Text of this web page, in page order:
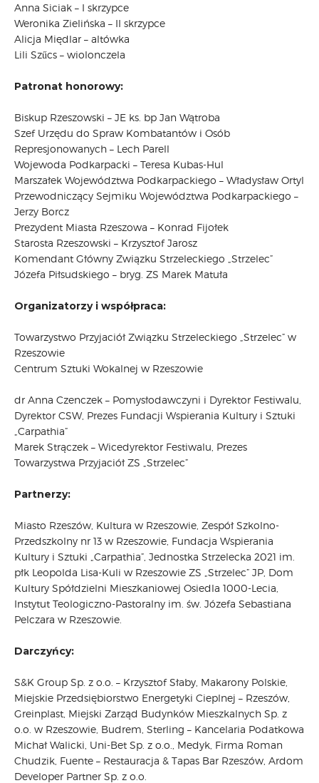
Anna Siciak – I skrzypce
Weronika Zielińska – II skrzypce
Alicja Międlar – altówka
Lili Szűcs – wiolonczela
Patronat honorowy:
Biskup Rzeszowski – JE ks. bp Jan Wątroba
Szef Urzędu do Spraw Kombatantów i Osób
Represjonowanych – Lech Parell
Wojewoda Podkarpacki – Teresa Kubas-Hul
Marszałek Województwa Podkarpackiego – Władysław Ortyl
Przewodniczący Sejmiku Województwa Podkarpackiego –
Jerzy Borcz
Prezydent Miasta Rzeszowa – Konrad Fijołek
Starosta Rzeszowski – Krzysztof Jarosz
Komendant Główny Związku Strzeleckiego „Strzelec”
Józefa Piłsudskiego – bryg. ZS Marek Matuła
Organizatorzy i współpraca:
Towarzystwo Przyjaciół Związku Strzeleckiego „Strzelec” w
Rzeszowie
Centrum Sztuki Wokalnej w Rzeszowie
dr Anna Czenczek – Pomysłodawczyni i Dyrektor Festiwalu,
Dyrektor CSW, Prezes Fundacji Wspierania Kultury i Sztuki
„Carpathia”
Marek Strączek – Wicedyrektor Festiwalu, Prezes
Towarzystwa Przyjaciół ZS „Strzelec”
Partnerzy:
Miasto Rzeszów, Kultura w Rzeszowie, Zespół Szkolno-
Przedszkolny nr 13 w Rzeszowie, Fundacja Wspierania
Kultury i Sztuki „Carpathia”, Jednostka Strzelecka 2021 im.
płk Leopolda Lisa-Kuli w Rzeszowie ZS „Strzelec” JP, Dom
Kultury Spółdzielni Mieszkaniowej Osiedla 1000-Lecia,
Instytut Teologiczno-Pastoralny im. św. Józefa Sebastiana
Pelczara w Rzeszowie.
Darczyńcy:
S&K Group Sp. z o.o. – Krzysztof Słaby, Makarony Polskie,
Miejskie Przedsiębiorstwo Energetyki Cieplnej – Rzeszów,
Greinplast, Miejski Zarząd Budynków Mieszkalnych Sp. z
o.o. w Rzeszowie, Budrem, Sterling – Kancelaria Podatkowa
Michał Walicki, Uni-Bet Sp. z o.o., Medyk, Firma Roman
Chudzik, Fuente – Restauracja & Tapas Bar Rzeszów, Ardom
Developer Partner Sp. z o.o.